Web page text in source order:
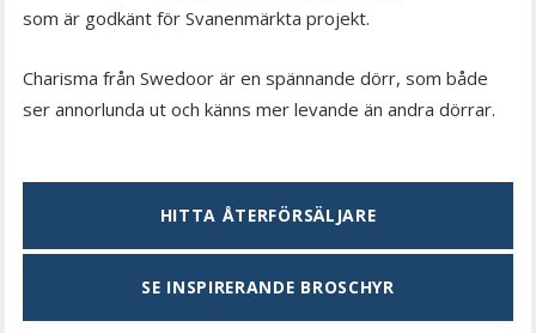
som är godkänt för Svanenmärkta projekt.
Charisma från Swedoor är en spännande dörr, som både
ser annorlunda ut och känns mer levande än andra dörrar.
HITTA ÅTERFÖRSÄLJARE
SE INSPIRERANDE BROSCHYR